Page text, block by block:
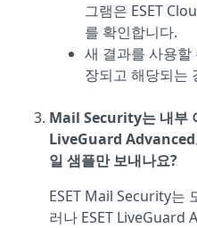
그램은 ESET
를 확인합니다.
새 결과를 사용할
장되고 해당되는
Mail Security는 내부
LiveGuard Advanced
일 샘플만 보내나요?
ESET Mail Security는
러나 ESET LiveGuard